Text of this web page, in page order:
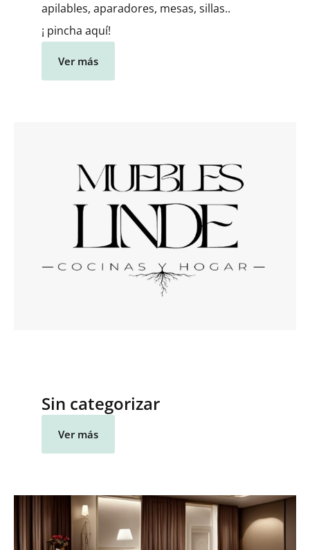
apilables, aparadores, mesas, sillas..
¡ pincha aquí!
Ver más
Sin categorizar
Ver más